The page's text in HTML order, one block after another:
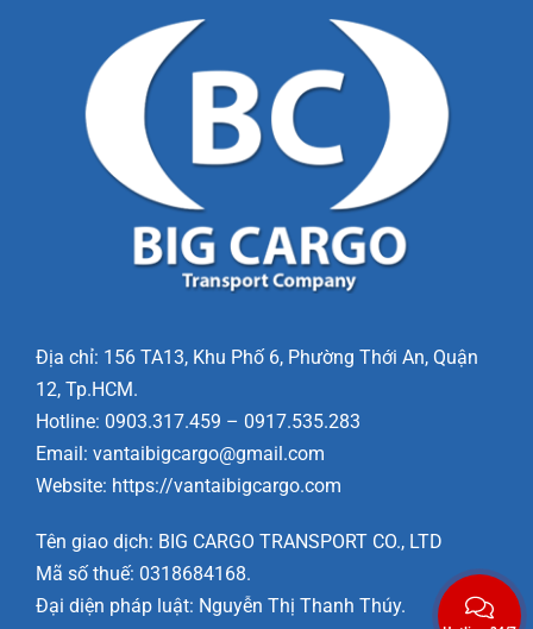
Địa chỉ: 156 TA13, Khu Phố 6, Phường Thới An, Quận
12, Tp.HCM.
Hotline: 0903.317.459 – 0917.535.283
Email: vantaibigcargo@gmail.com
Website: https://vantaibigcargo.com
Tên giao dịch: BIG CARGO TRANSPORT CO., LTD
Mã số thuế: 0318684168.
Đại diện pháp luật: Nguyễn Thị Thanh Thúy.